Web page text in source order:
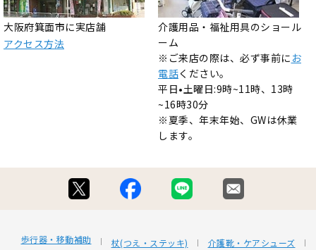
大阪府箕面市に実店舗
アクセス方法
介護用品・福祉用具のショール
ーム
※ご来店の際は、必ず事前に お
電話ください。
平日•土曜日:9時~11時、13時
~16時30分
※夏季、年末年始、GWは休業
します。
歩行器・移動補助 杖(つえ・ステッキ)
介護靴・ケアシューズ